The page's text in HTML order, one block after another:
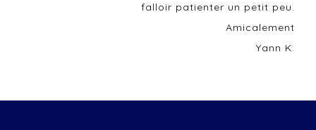
falloir patienter un petit peu.
Amicalement
Yann K.